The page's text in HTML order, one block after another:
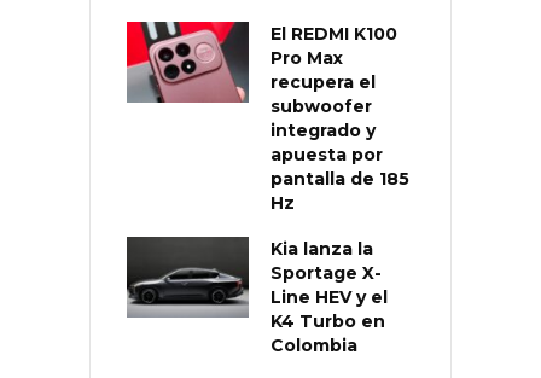
El REDMI K100
Pro Max
recupera el
subwoofer
integrado y
apuesta por
pantalla de 185
Hz
Kia lanza la
Sportage X-
Line HEV y el
K4 Turbo en
Colombia